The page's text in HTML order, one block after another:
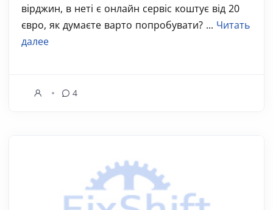
вірджин, в неті є онлайн сервіс коштує від 20
євро, як думаєте варто попробувати? ... Читать
далее
4